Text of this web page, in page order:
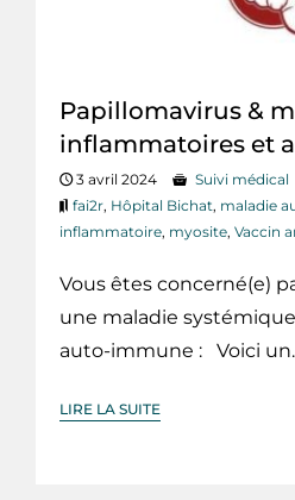
Papillomavirus &
inflammatoires et
3 avril 2024
Suivi médical
fai2r, Hôpital Bichat, maladie
inflammatoire, myosite, Vaccin
Vous êtes concerné(e)
une maladie
auto-immune : Voici
LIRE LA SUITE